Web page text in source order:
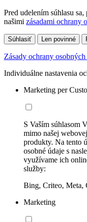
Pred udelením súhlasu
našimi zásadami ochrany
Súhlasiť Len povinné
Zásady ochrany
Individuálne nastavenia
Marketing per
S Vaším súhlasom
mimo našej
produkty. Na tento
osobné údaje s
využívame ich
služby:
Bing, Criteo, Meta,
Marketing